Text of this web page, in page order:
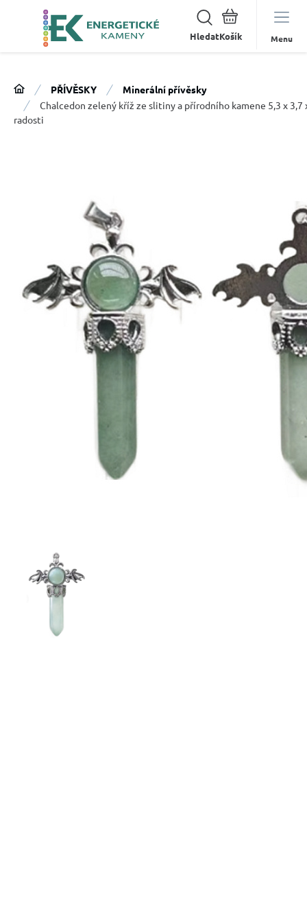
Hledat Menu
PŘÍVĚSKY
Minerální přívěsky
Chalcedon zelený kříž ze slitiny a přírodního kamene 5,3 x 3,7
radosti